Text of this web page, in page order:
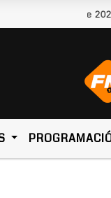
Agosto de 2026 y son